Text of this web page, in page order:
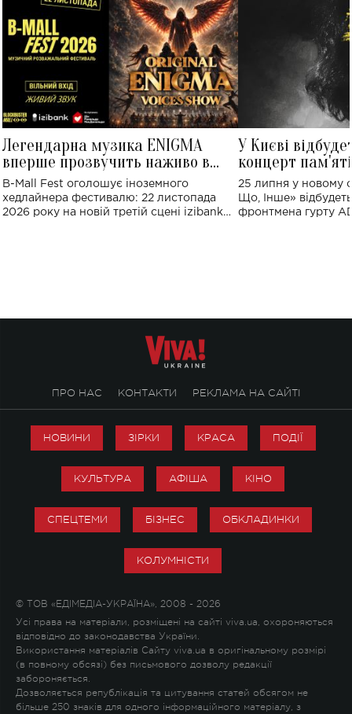
Легендарна музика ENIGMA
вперше прозвучить наживо в
Україні: де відбудеться концерт
B-Mall Fest оголошує іноземного
хедлайнера фестивалю: 22 листопада
2026 року на новій третій сцені izibank
У Києві
концерт
Клименка:
виконають
25 липня у новому
Що, Інше»
фронтмена гурту
ПРО НАС КОНТАКТИ РЕКЛАМА НА САЙТІ
НОВИНИ ЗІРКИ КРАСА ПОДІЇ
КУЛЬТУРА АФІША КІНО
СПЕЦТЕМИ БІЗНЕС ОБКЛАДИНКИ
КОЛУМНІСТИ
© ТОВ «ЕДІМЕДІА-УКРАЇНА», 2008 - 2026
Усі права на матеріали, розміщені на сайті viva.ua, охороняються
відповідно до законодавства України.
Використання матеріалів Сайту viva.ua в оригінальному розмірі
(в повному обсязі) без письмового дозволу редакції
забороняється.
Дозволяється републікація та цитування статей обсягом не
більше 250 знаків для одного інформаційного матеріалу, з